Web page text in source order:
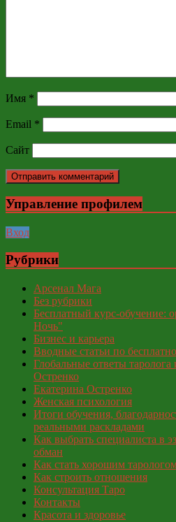
Имя *
Email *
Сайт
Управление профилем
Вход
Рубрики
Арсенал Мага
Без рубрики
Бесплатный курс-обучение:
Ночь"
Бизнес и карьера
Вводные статьи по
Глобальные ответы
Остренко
Екатерина Остренко
Женская психология
Итоги обучения,
реальными раскладами
Как выбрать специалиста в
обман
Как стать хорошим
Как строить отношения
Консультация Таро
Контакты
Красота и здоровье